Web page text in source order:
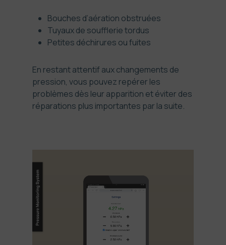
Bouches d’aération obstruées
Tuyaux de soufflerie tordus
Petites déchirures ou fuites
En restant attentif aux changements de
pression, vous pouvez repérer les
problèmes dès leur apparition et éviter des
réparations plus importantes par la suite.